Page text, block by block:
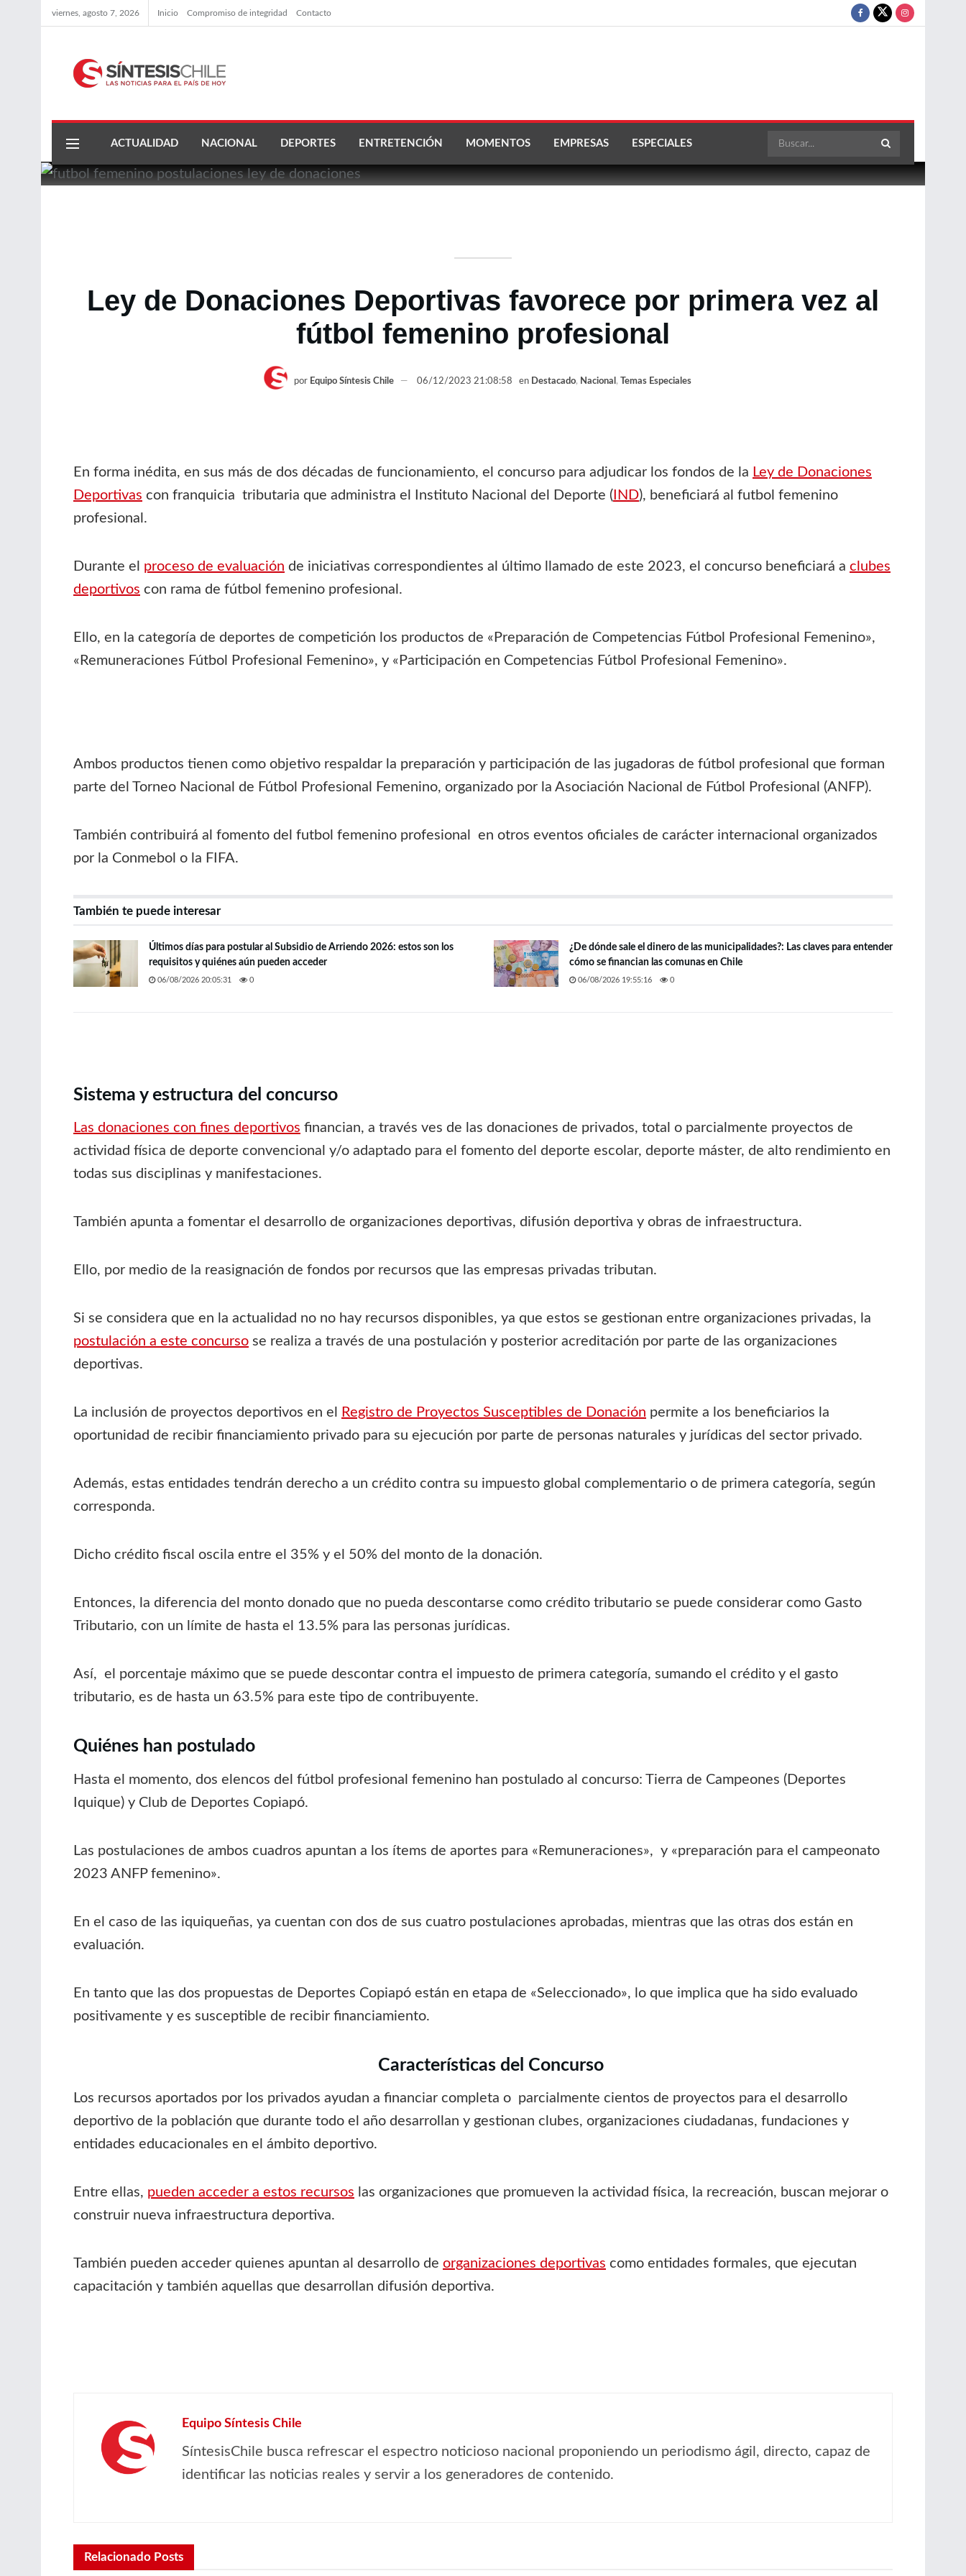
viernes, agosto 7, 2026 Inicio Compromiso de integridad Contacto
ACTUALIDAD NACIONAL DEPORTES ENTRETENCIÓN MOMENTOS EMPRESAS ESPECIALES
Ley de Donaciones Deportivas favorece por primera vez al
fútbol femenino profesional
por Equipo Síntesis Chile 06/12/2023 21:08:58 en Destacado, Nacional , Temas Especiales
En forma inédita, en sus más de dos décadas de funcionamiento, el concurso para adjudicar los fondos de la Ley de Donaciones
Deportivas con franquicia tributaria que administra el Instituto Nacional del Deporte ( IND), beneficiará al futbol femenino
profesional.
Durante el proceso de evaluación de iniciativas correspondientes al último llamado de este 2023, el concurso beneficiará a clubes
deportivos con rama de fútbol femenino profesional.
Ello, en la categoría de deportes de competición los productos de «Preparación de Competencias Fútbol Profesional Femenino»,
«Remuneraciones Fútbol Profesional Femenino», y «Participación en Competencias Fútbol Profesional Femenino».
Ambos productos tienen como objetivo respaldar la preparación y participación de las jugadoras de fútbol profesional que forman
parte del Torneo Nacional de Fútbol Profesional Femenino, organizado por la Asociación Nacional de Fútbol Profesional (ANFP).
También contribuirá al fomento del futbol femenino profesional en otros eventos oficiales de carácter internacional organizados
por la Conmebol o la FIFA.
También te puede interesar
Últimos días para postular al Subsidio de Arriendo 2026: estos son los
requisitos y quiénes aún pueden acceder
06/08/2026 20:05:31 0
¿De dónde sale el dinero de las municipalidades?: Las claves para entender
cómo se financian las comunas en Chile
06/08/2026 19:55:16 0
Sistema y estructura del concurso
Las donaciones con fines deportivos financian, a través ves de las donaciones de privados, total o parcialmente proyectos de
actividad física de deporte convencional y/o adaptado para el fomento del deporte escolar, deporte máster, de alto rendimiento en
todas sus disciplinas y manifestaciones.
También apunta a fomentar el desarrollo de organizaciones deportivas, difusión deportiva y obras de infraestructura.
Ello, por medio de la reasignación de fondos por recursos que las empresas privadas tributan.
Si se considera que en la actualidad no no hay recursos disponibles, ya que estos se gestionan entre organizaciones privadas, la
postulación a este concurso se realiza a través de una postulación y posterior acreditación por parte de las organizaciones
deportivas.
La inclusión de proyectos deportivos en el Registro de Proyectos Susceptibles de Donación permite a los beneficiarios la
oportunidad de recibir financiamiento privado para su ejecución por parte de personas naturales y jurídicas del sector privado.
Además, estas entidades tendrán derecho a un crédito contra su impuesto global complementario o de primera categoría, según
corresponda.
Dicho crédito fiscal oscila entre el 35% y el 50% del monto de la donación.
Entonces, la diferencia del monto donado que no pueda descontarse como crédito tributario se puede considerar como Gasto
Tributario, con un límite de hasta el 13.5% para las personas jurídicas.
Así, el porcentaje máximo que se puede descontar contra el impuesto de primera categoría, sumando el crédito y el gasto
tributario, es de hasta un 63.5% para este tipo de contribuyente.
Quiénes han postulado
Hasta el momento, dos elencos del fútbol profesional femenino han postulado al concurso: Tierra de Campeones (Deportes
Iquique) y Club de Deportes Copiapó.
Las postulaciones de ambos cuadros apuntan a los ítems de aportes para «Remuneraciones», y «preparación para el campeonato
2023 ANFP femenino».
En el caso de las iquiqueñas, ya cuentan con dos de sus cuatro postulaciones aprobadas, mientras que las otras dos están en
evaluación.
En tanto que las dos propuestas de Deportes Copiapó están en etapa de «Seleccionado», lo que implica que ha sido evaluado
positivamente y es susceptible de recibir financiamiento.
Características del Concurso
Los recursos aportados por los privados ayudan a financiar completa o parcialmente cientos de proyectos para el desarrollo
deportivo de la población que durante todo el año desarrollan y gestionan clubes, organizaciones ciudadanas, fundaciones y
entidades educacionales en el ámbito deportivo.
Entre ellas, pueden acceder a estos recursos las organizaciones que promueven la actividad física, la recreación, buscan mejorar o
construir nueva infraestructura deportiva.
También pueden acceder quienes apuntan al desarrollo de organizaciones deportivas como entidades formales, que ejecutan
capacitación y también aquellas que desarrollan difusión deportiva.
Equipo Síntesis Chile
SíntesisChile busca refrescar el espectro noticioso nacional proponiendo un periodismo ágil, directo, capaz de
identificar las noticias reales y servir a los generadores de contenido.
Relacionado Posts